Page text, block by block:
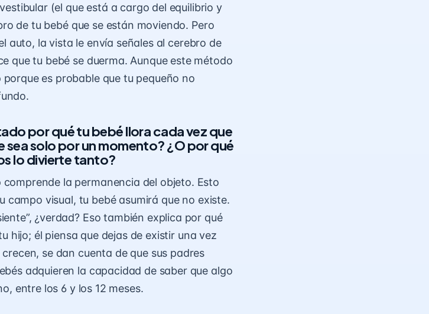
(el que está a cargo del equilibrio y
de tu bebé que se están moviendo. Pero
auto, la vista le envía señales al cerebro de
que tu bebé se duerma. Aunque este método
es probable que tu pequeño no
por qué tu bebé llora cada vez que
sea solo por un momento? ¿O por qué
lo divierte tanto?
la permanencia del objeto. Esto
campo visual, tu bebé asumirá que no existe.
¿verdad? Eso también explica por qué
hijo; él piensa que dejas de existir una vez
se dan cuenta de que sus padres
adquieren la capacidad de saber que algo
entre los 6 y los 12 meses.